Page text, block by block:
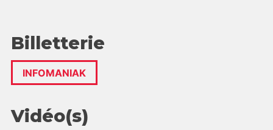
Billetterie
INFOMANIAK
Vidéo(s)